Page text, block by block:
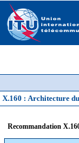
X.160 : Architecture
Recommandation